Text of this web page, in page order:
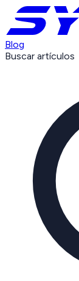
Blog
Buscar artículos